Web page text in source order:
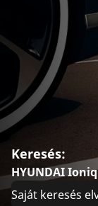
Keresés:
HYUNDAI
Saját keresés